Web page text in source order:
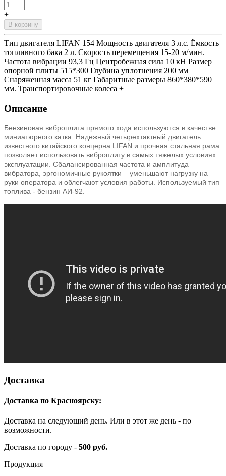
+
В корзину
Тип двигателя LIFAN 154 Мощность двигателя 3 л.с. Ёмкость
топливного бака 2 л. Скорость перемещения 15-20 м/мин.
Частота вибрации 93,3 Гц Центробежная сила 10 кН Размер
опорной плиты 515*300 Глубина уплотнения 200 мм
Снаряженная масса 51 кг Габаритные размеры 860*380*590
мм. Транспортировочные колеса +
Описание
Бензиновая виброплита прямого хода используются в качестве
миниатюрного катка. Надежный четырехтактный двигатель
известного китайского концерна LIFAN и прочная стальная рама
позволяет использовать виброплиту в самых тяжелых условиях
эксплуатации. Сбалансированная частота и амплитуда
вибратора, эргономичные рукоятки – уменьшают нагрузку на
руки оператора и облегчают условия работы. Используемый тип
топлива - бензин АИ-92.
Доставка
Доставка по Красноярску:
Доставка на следующий день. Или в этот же день - по
возможности.
Доставка по городу - 500 руб.
Продукция